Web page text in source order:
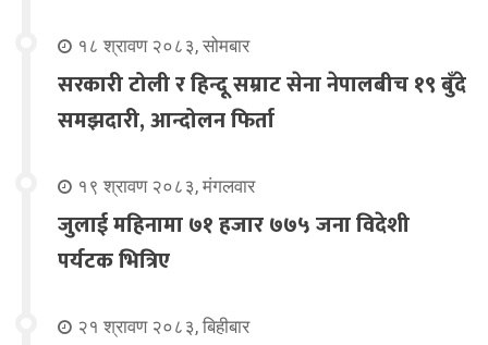
१८ श्रावण २०८३, सोमबार
सरकारी टोली र हिन्दू सम्राट सेना नेपालबीच १९ बुँदे
समझदारी, आन्दोलन फिर्ता
१९ श्रावण २०८३, मंगलवार
जुलाई महिनामा ७१ हजार ७७५ जना विदेशी
पर्यटक भित्रिए
२१ श्रावण २०८३, बिहीबार